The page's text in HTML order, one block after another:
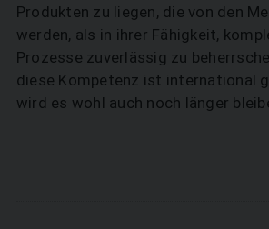
Produkten zu liegen, die von den
werden, als in ihrer Fähigkeit,
Prozesse zuverlässig zu
diese Kompetenz ist international
wird es wohl auch noch ­länger